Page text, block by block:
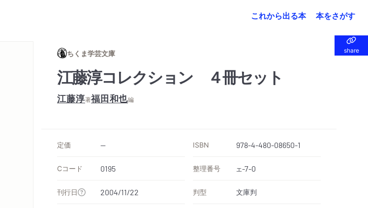
これから出る本 本をさがす
share
share
ちくま学芸文庫
江藤淳コレクション ４冊セット
江藤淳著福田和也編
定価 -- ISBN 978-4-480-08650-1
Cコード 0195 整理番号 エ-7-0
刊行日 2004/11/22 判型 文庫判